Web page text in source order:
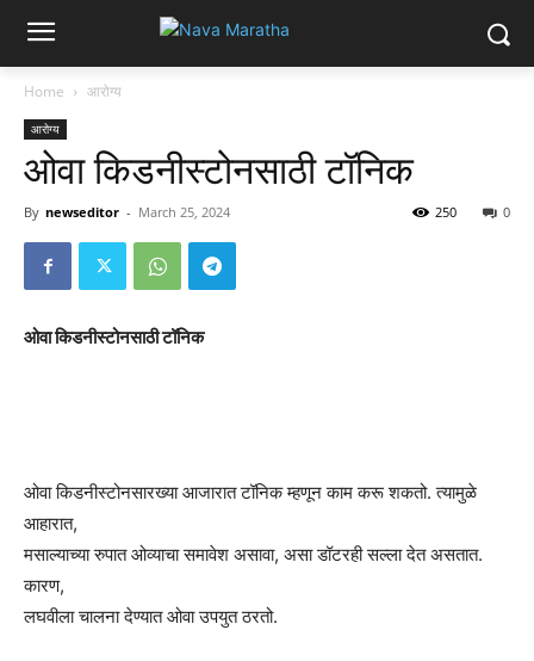
Home आरोग्य
आरोग्य
ओवा किडनीस्टोनसाठी टॉनिक
By newseditor - March 25, 2024 0
250
ओवा किडनीस्टोनसाठी टॉनिक
ओवा किडनीस्टोनसारख्या आजारात टॉनिक म्हणून काम करू शकतो. त्यामुळे
आहारात,
मसाल्याच्या रुपात ओव्याचा समावेश असावा, असा डॉटरही सल्ला देत असतात.
कारण,
लघवीला चालना देण्यात ओवा उपयुत ठरतो.